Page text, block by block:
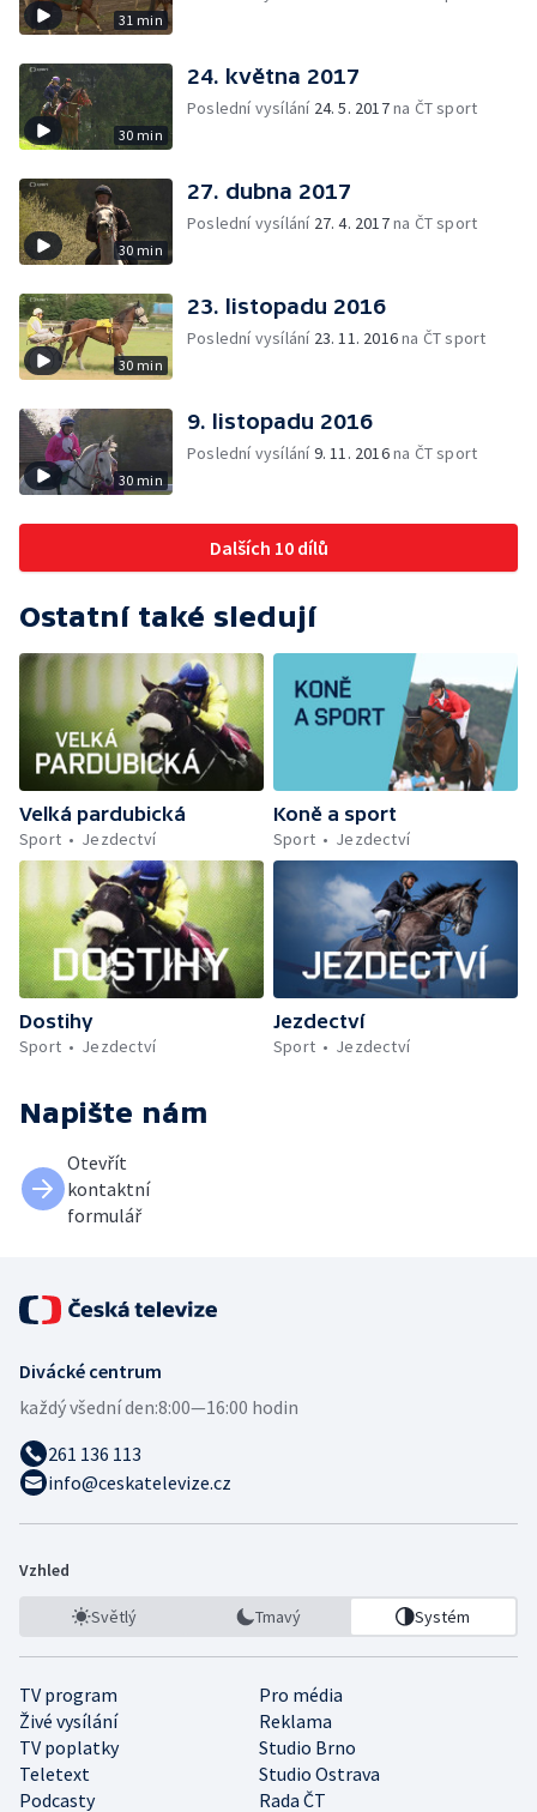
31 min
30 min
24. května 2017
Poslední vysílání 24. 5. 2017na ČT sport
30 min
27. dubna 2017
Poslední vysílání 27. 4. 2017na ČT sport
30 min
23. listopadu 2016
Poslední vysílání 23. 11. 2016na ČT sport
30 min
9. listopadu 2016
Poslední vysílání9. 11. 2016na ČT sport
Dalších 10 dílů
Ostatní také sledují
Velká pardubická
Sport
Jezdectví
Koně a sport
Sport
Jezdectví
Dostihy
Sport
Jezdectví
Jezdectví
Sport
Jezdectví
Napište nám
Otevřít
kontaktní
formulář
Divácké centrum
každý všední den:8:00—16:00 hodin
261 136 113
info@ceskatelevize.cz
Vzhled
Světlý Tmavý Systém
TV program
Pro média
Živé vysílání
Reklama
TV poplatky
Studio Brno
Teletext
Studio Ostrava
Podcasty
Rada ČT